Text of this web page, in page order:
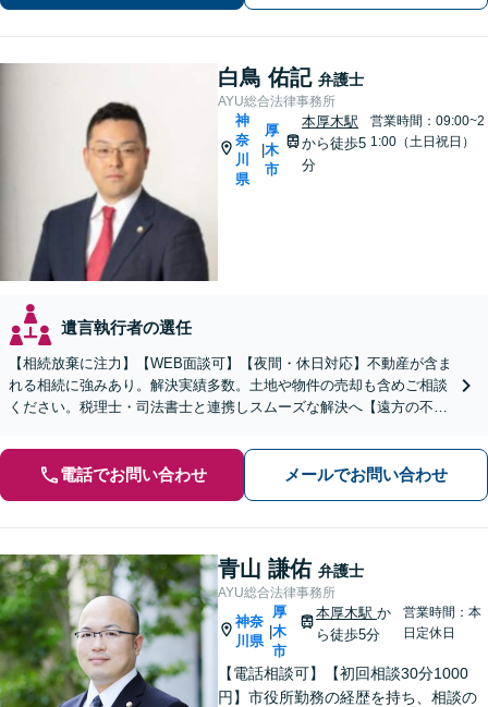
分】
白鳥 佑記 弁護士
AYU総合法律事務所
神
奈
川
県
|
厚
木
市
本厚木駅
から徒歩5
分
営業時間：09:00~2
1:00（土日祝日）
遺言執行者の選任
【相続放棄に注力】【WEB面談可】【夜間・休日対応】不動産が含ま
れる相続に強みあり。解決実績多数。土地や物件の売却も含めご相談
ください。税理士・司法書士と連携しスムーズな解決へ【遠方の不動
電話でお問い合わせ メールでお問い合わせ
青山 謙佑 弁護士
AYU総合法律事務所
神奈
川県
|
厚
木
市
本厚木駅か
ら徒歩5分
営業時間：本
日定休日
【電話相談可】【初回相談30分1000
円】市役所勤務の経歴を持ち、相談の